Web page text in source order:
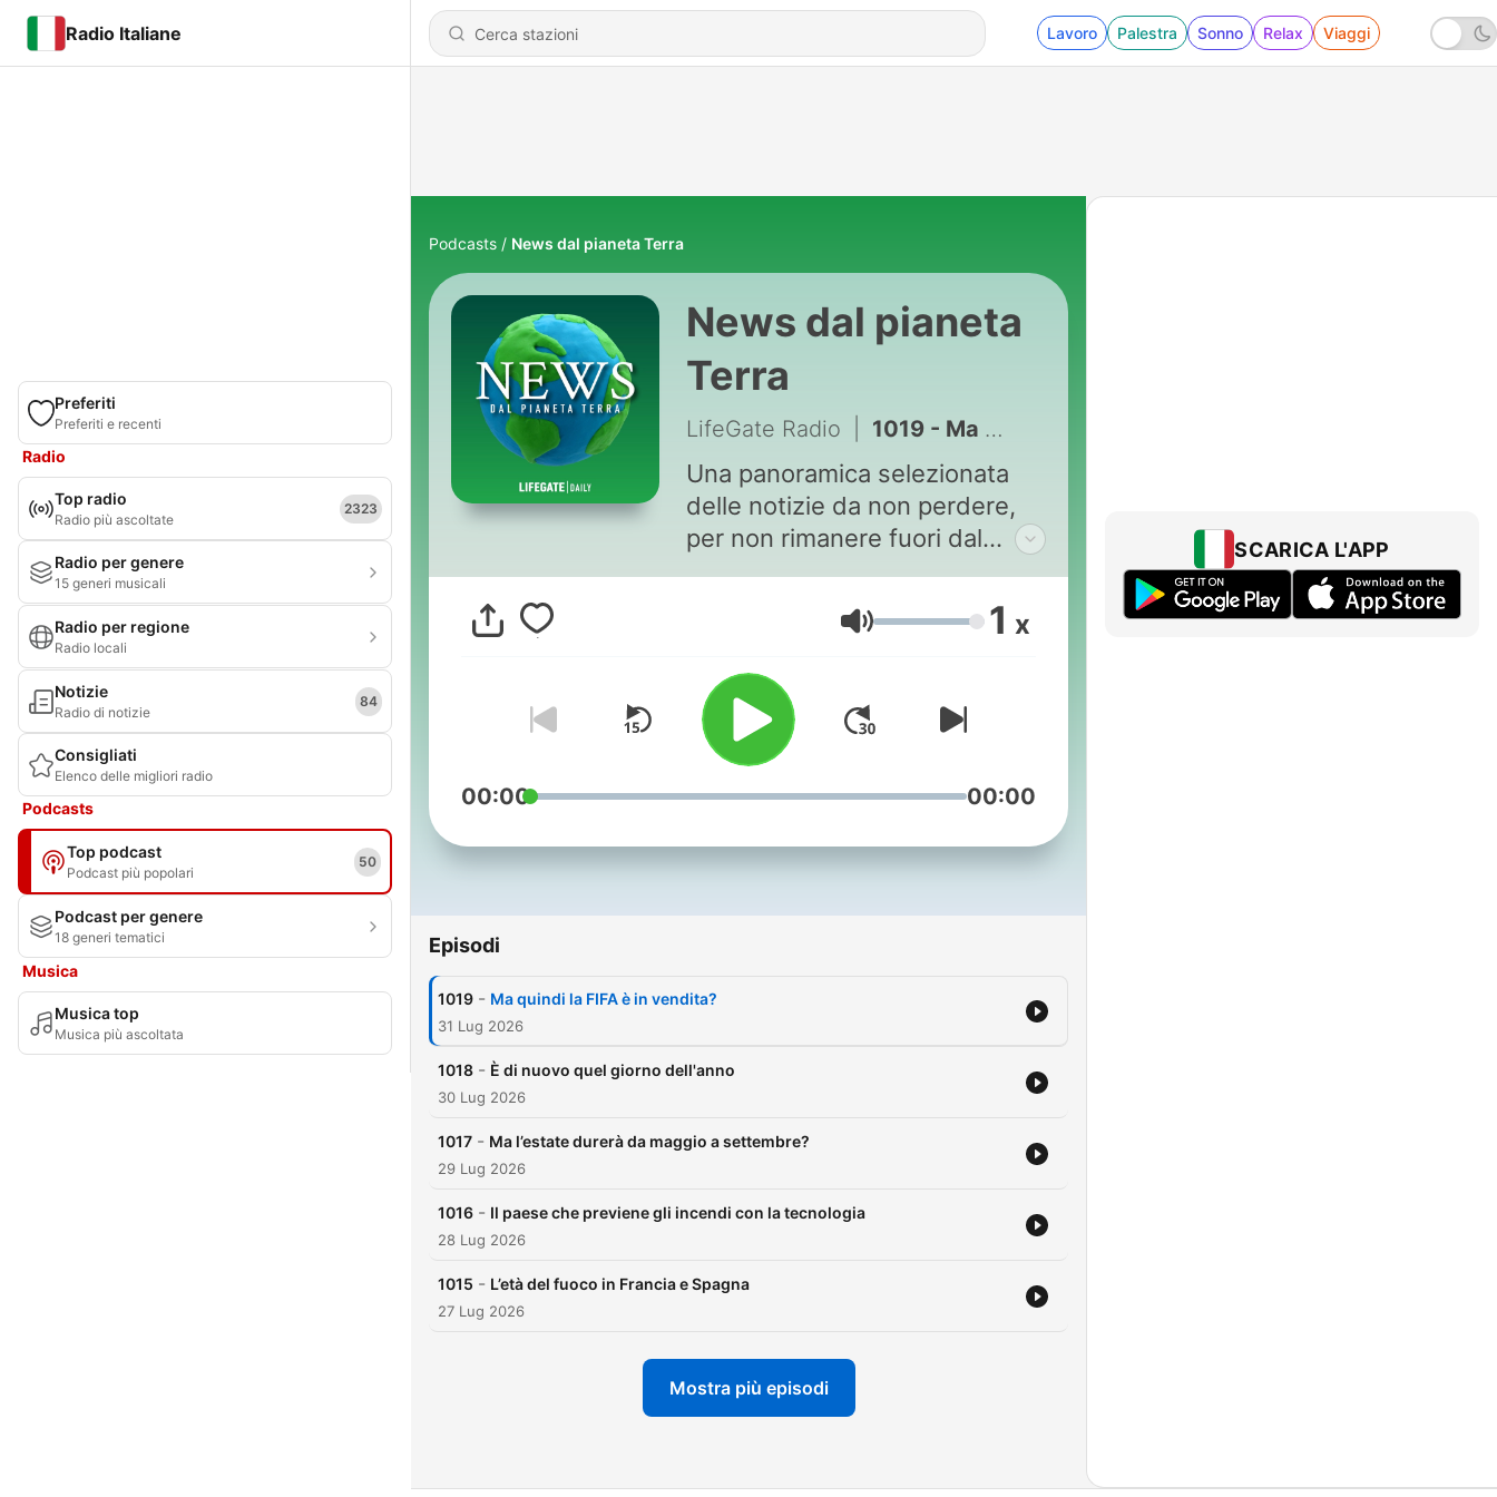
Radio Italiane Lavoro Palestra Sonno Relax Viaggi
Preferiti
Preferiti e recenti
Radio
Top radio
Radio più ascoltate
2323
Radio per genere
15 generi musicali
Radio per regione
Radio locali
Notizie
Radio di notizie
84
Consigliati
Elenco delle migliori radio
Podcasts
Top podcast
Podcast più popolari
50
Podcast per genere
18 generi tematici
Musica
Musica top
Musica più ascoltata
Podcasts News dal pianeta Terra
News dal pianeta
Terra
LifeGate Radio 1019 - Ma quindi la FIFA è in vendita?
Una panoramica selezionata
delle notizie da non perdere,
per non rimanere fuori dal
mondo. A cura di Giovanni
Mori. Il daily firmato LifeGate
disponibile ogni mattina entro
le ore 8:00 su tutte le
piattaforme di streaming.
Montaggio: Giorgio
BaùSupervisione editoriale:
Camilla SoldatiProduzione:
RipMusiche: Luca Tommasoni
Volume 1 x
00:00 00:00
Episodi
1019 - Ma quindi la FIFA è in vendita?
31 Lug 2026
1018 - È di nuovo quel giorno dell'anno
30 Lug 2026
1017 - Ma l’estate durerà da maggio a settembre?
29 Lug 2026
1016 - Il paese che previene gli incendi con la tecnologia
28 Lug 2026
1015 - L’età del fuoco in Francia e Spagna
27 Lug 2026
Mostra più episodi
SCARICA L'APP